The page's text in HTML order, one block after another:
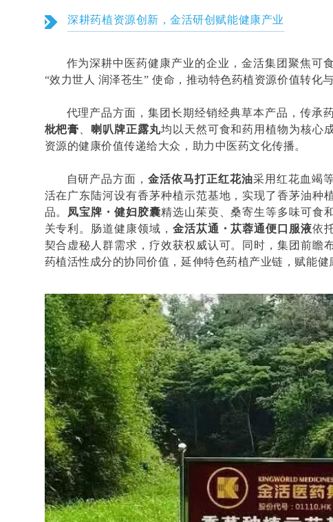
深耕药植资源创新，金活研创赋能健康产业
作为深耕中医药健康产业的企业，金活集团聚焦可
“效力世人 润泽苍生” 使命，推动特色药植资源价值转化与
代理产品方面，集团长期经销经典草本产品，传承
枇杷膏
喇叭牌正露丸均以天然可食和药用植物为核心
资源的健康价值传递给大众，助力中医药文化传播。
自研产品方面，金活依马打正红花油采用红花血竭
活在广东陆河设有香茅种植示范基地，实现了香茅油种
品。 凤宝牌・健妇胶囊精选山茱萸、桑寄生等多味可食
关专利。肠道健康领域， 金活苁通・苁蓉通便口服液依
契合虚秘人群需求，疗效获权威认可。同时，集团前瞻
药植活性成分的协同价值，延伸特色药植产业链，赋能健